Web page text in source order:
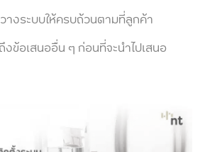
างระบบให้ครบถ้วนตามที่ลูกค้า
ข้อเสนออื่น ๆ ก่อนที่จะนำไปเสนอ